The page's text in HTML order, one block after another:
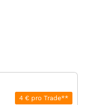
4 € pro Trade**